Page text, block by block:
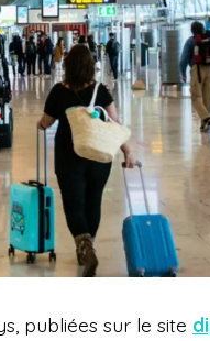
publiées sur le site